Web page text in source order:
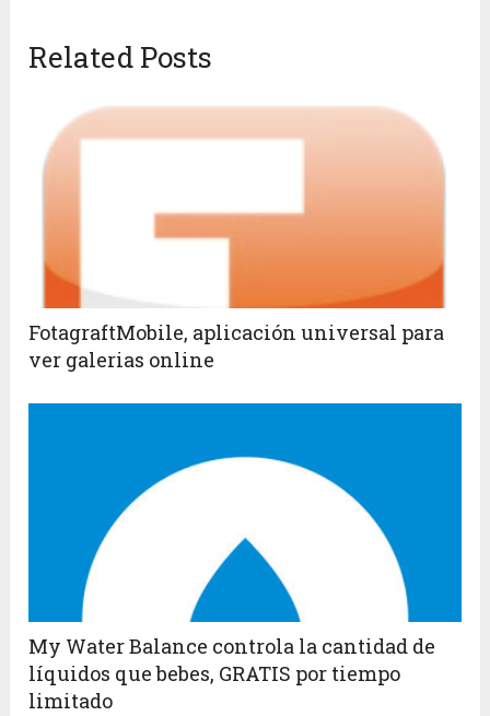
Related Posts
FotagraftMobile, aplicación universal para
ver galerias online
My Water Balance controla la cantidad de
líquidos que bebes, GRATIS por tiempo
limitado